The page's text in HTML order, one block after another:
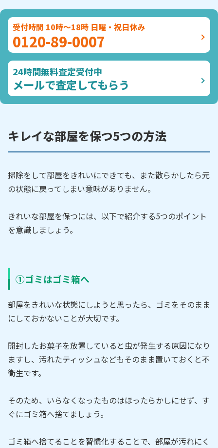
受付時間 10時～18時 日曜・祝日休み
0120-89-0007
24時間無料査定受付中
メールで査定してもらう
キレイな部屋を保つ5つの方法
掃除をして部屋をきれいにできても、また散らかしたら元
の状態に戻ってしまい意味がありません。
きれいな部屋を保つには、以下で紹介する5つのポイント
を意識しましょう。
①ゴミはゴミ箱へ
部屋をきれいな状態にしようと思ったら、ゴミをそのまま
にしておかないことが大切です。
開封したお菓子を放置していると虫が発生する原因になり
ますし、汚れたティッシュなどもそのまま置いておくと不
衛生です。
そのため、いらなくなったものはほったらかしにせず、す
ぐにゴミ箱へ捨てましょう。
ゴミ箱へ捨てることを習慣化することで、部屋が汚れにく